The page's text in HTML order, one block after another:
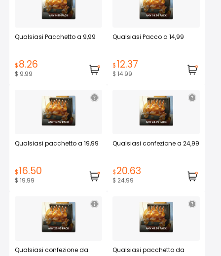
Qualsiasi Pacchetto a 9,99
$8.26
$ 9.99
Qualsiasi Pacco a 14,99
$12.37
$ 14.99
Qualsiasi pacchetto a 19,99
$16.50
$ 19.99
Qualsiasi confezione a 24,99
$20.63
$ 24.99
Qualsiasi confezione da
Qualsiasi pacchetto da